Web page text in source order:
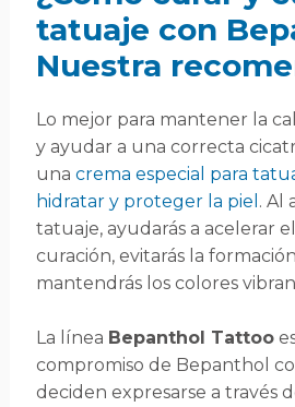
tatuaje con
Nuestra
Lo mejor para mantener la
y ayudar a una correcta
una crema especial para
hidratar y proteger la piel . Al
tatuaje, ayudarás a acelerar
curación, evitarás la
mantendrás los colores
La línea Bepanthol Tattoo
compromiso de Bepanthol
deciden expresarse a través